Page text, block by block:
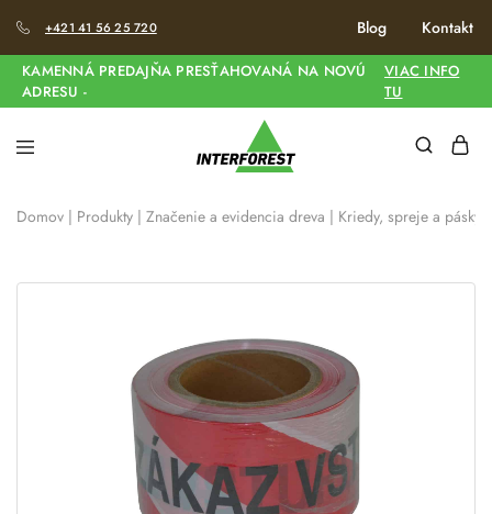
+421 41 56 25 720 Blog Kontakt
KAMENNÁ PREDAJŇA PRESŤAHOVANÁ NA NOVÚ
ADRESU -
VIAC INFO
TU
Domov | Produkty | Značenie a evidencia dreva | Kriedy, spreje a pásky